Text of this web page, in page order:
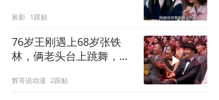
捡影 1跟贴
76岁王刚遇上68岁张铁
林，俩老头台上跳舞，笑
辉哥说动漫 2跟贴